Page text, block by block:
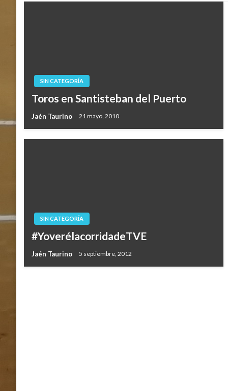
SIN CATEGORÍA
Toros en Santisteban del Puerto
Jaén Taurino 21 mayo, 2010
SIN CATEGORÍA
#YoverélacorridadeTVE
Jaén Taurino 5 septiembre, 2012